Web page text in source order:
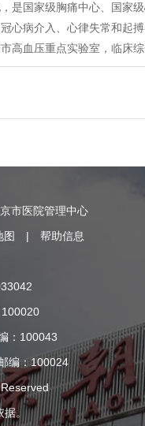
是国家级胸痛中心、国家
心病介入、心律失常和起
高血压重点实验室，临床
市医院管理中心
图 |
帮助信息
：100043
编：100024
据。